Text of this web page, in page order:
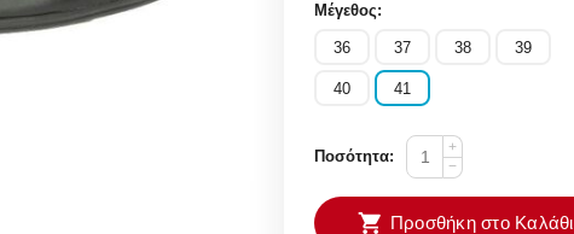
Μέγεθος:
36 37 38 39
40 41
Ποσότητα:
+
−
Προσθήκη στο Καλάθι